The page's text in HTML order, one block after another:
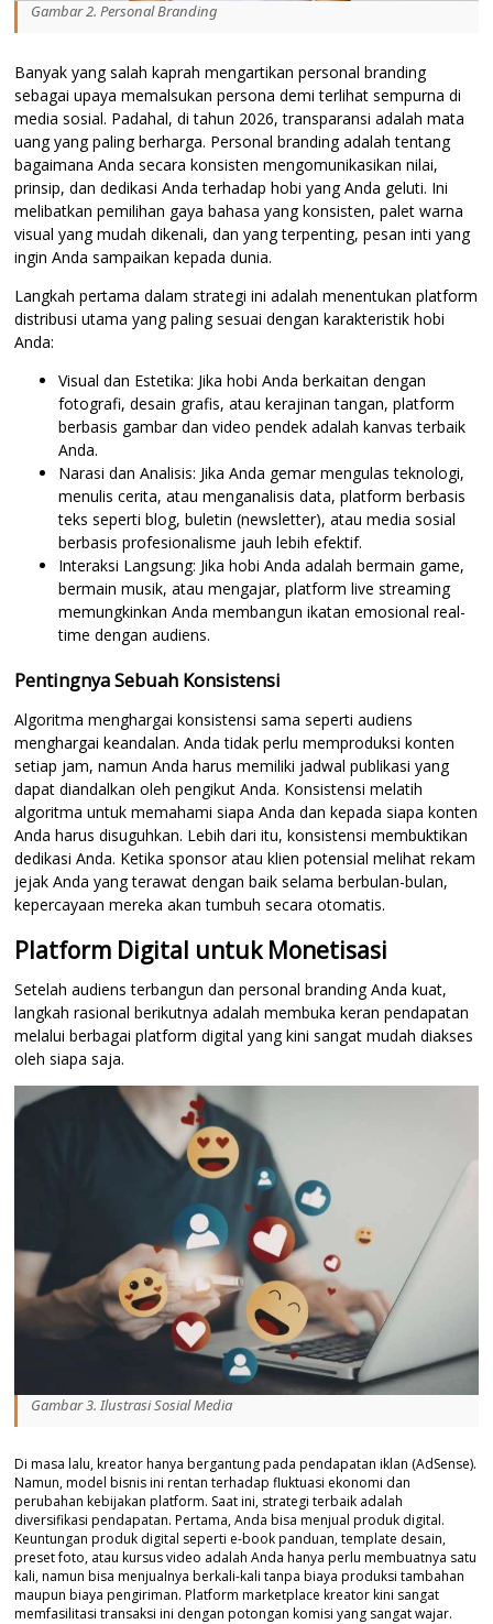
Gambar 2. Personal Branding
Banyak yang salah kaprah mengartikan personal branding
sebagai upaya memalsukan persona demi terlihat sempurna di
media sosial. Padahal, di tahun 2026, transparansi adalah mata
uang yang paling berharga. Personal branding adalah tentang
bagaimana Anda secara konsisten mengomunikasikan nilai,
prinsip, dan dedikasi Anda terhadap hobi yang Anda geluti. Ini
melibatkan pemilihan gaya bahasa yang konsisten, palet warna
visual yang mudah dikenali, dan yang terpenting, pesan inti yang
ingin Anda sampaikan kepada dunia.
Langkah pertama dalam strategi ini adalah menentukan platform
distribusi utama yang paling sesuai dengan karakteristik hobi
Anda:
Visual dan Estetika: Jika hobi Anda berkaitan dengan
fotografi, desain grafis, atau kerajinan tangan, platform
berbasis gambar dan video pendek adalah kanvas terbaik
Anda.
Narasi dan Analisis: Jika Anda gemar mengulas teknologi,
menulis cerita, atau menganalisis data, platform berbasis
teks seperti blog, buletin (newsletter), atau media sosial
berbasis profesionalisme jauh lebih efektif.
Interaksi Langsung: Jika hobi Anda adalah bermain game,
bermain musik, atau mengajar, platform live streaming
memungkinkan Anda membangun ikatan emosional real-
time dengan audiens.
Pentingnya Sebuah Konsistensi
Algoritma menghargai konsistensi sama seperti audiens
menghargai keandalan. Anda tidak perlu memproduksi konten
setiap jam, namun Anda harus memiliki jadwal publikasi yang
dapat diandalkan oleh pengikut Anda. Konsistensi melatih
algoritma untuk memahami siapa Anda dan kepada siapa konten
Anda harus disuguhkan. Lebih dari itu, konsistensi membuktikan
dedikasi Anda. Ketika sponsor atau klien potensial melihat rekam
jejak Anda yang terawat dengan baik selama berbulan-bulan,
kepercayaan mereka akan tumbuh secara otomatis.
Platform Digital untuk Monetisasi
Setelah audiens terbangun dan personal branding Anda kuat,
langkah rasional berikutnya adalah membuka keran pendapatan
melalui berbagai platform digital yang kini sangat mudah diakses
oleh siapa saja.
Gambar 3. Ilustrasi Sosial Media
Di masa lalu, kreator hanya bergantung pada pendapatan iklan (AdSense).
Namun, model bisnis ini rentan terhadap fluktuasi ekonomi dan
perubahan kebijakan platform. Saat ini, strategi terbaik adalah
diversifikasi pendapatan. Pertama, Anda bisa menjual produk digital.
Keuntungan produk digital seperti e-book panduan, template desain,
preset foto, atau kursus video adalah Anda hanya perlu membuatnya satu
kali, namun bisa menjualnya berkali-kali tanpa biaya produksi tambahan
maupun biaya pengiriman. Platform marketplace kreator kini sangat
memfasilitasi transaksi ini dengan potongan komisi yang sangat wajar.